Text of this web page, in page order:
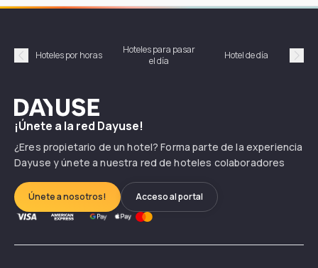
Précédent
Hoteles por horas
Hoteles para pasar
el día
Hotel de día
Dayuse
¡Únete a la red Dayuse!
¿Eres propietario de un hotel? Forma parte de la experiencia
Dayuse y únete a nuestra red de hoteles colaboradores
Únete a nosotros! Acceso al portal